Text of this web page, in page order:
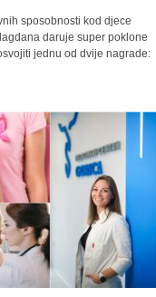
sposobnosti kod djece
daruje super poklone
jednu od dvije nagrade: